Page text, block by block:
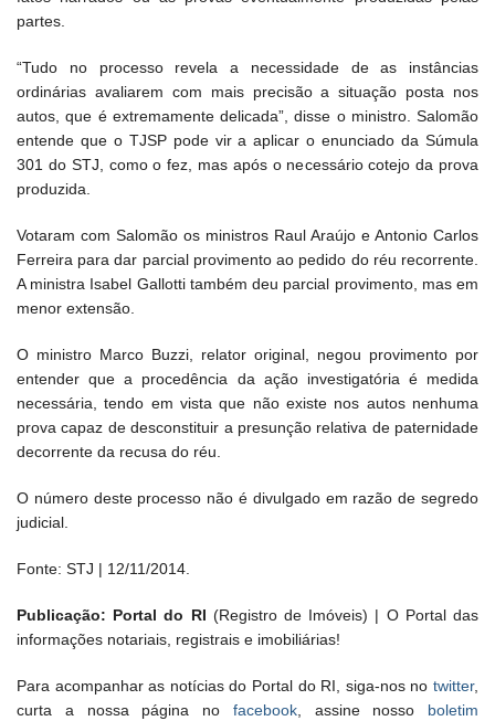
partes.
“Tudo no processo revela a necessidade de as instâncias
ordinárias avaliarem com mais precisão a situação posta nos
autos, que é extremamente delicada”, disse o ministro. Salomão
entende que o TJSP pode vir a aplicar o enunciado da Súmula
301 do STJ, como o fez, mas após o necessário cotejo da prova
produzida.
Votaram com Salomão os ministros Raul Araújo e Antonio Carlos
Ferreira para dar parcial provimento ao pedido do réu recorrente.
A ministra Isabel Gallotti também deu parcial provimento, mas em
menor extensão.
O ministro Marco Buzzi, relator original, negou provimento por
entender que a procedência da ação investigatória é medida
necessária, tendo em vista que não existe nos autos nenhuma
prova capaz de desconstituir a presunção relativa de paternidade
decorrente da recusa do réu.
O número deste processo não é divulgado em razão de segredo
judicial.
Fonte: STJ | 12/11/2014.
Publicação: Portal do RI (Registro de Imóveis) | O Portal das
informações notariais, registrais e imobiliárias!
Para acompanhar as notícias do Portal do RI, siga-nos no twitter,
curta a nossa página no facebook, assine nosso boletim